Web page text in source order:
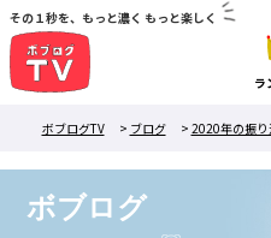
その１秒を、もっと濃く もっと楽しく
ラ
ボブログTV
> ブログ > 2020年の振り
ボブログ